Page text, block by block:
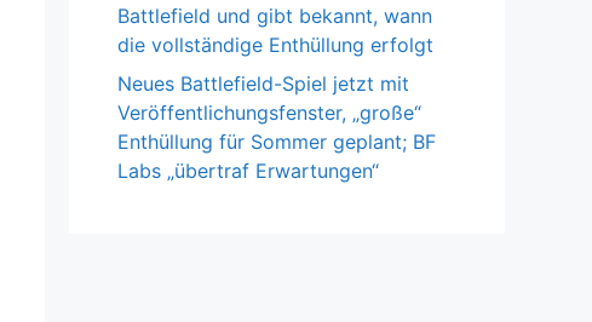
Battlefield und gibt bekannt, wann
die vollständige Enthüllung erfolgt
Neues Battlefield-Spiel jetzt mit
Veröffentlichungsfenster, „große“
Enthüllung für Sommer geplant; BF
Labs „übertraf Erwartungen“